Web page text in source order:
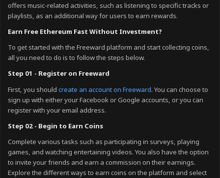
offers music-related activities, such as listening to specific tracks or
playlists, as an additional way for users to earn rewards.
Earn Free Ethereum Fast Without Investment?
To get started with the Freeward platform and start collecting coins,
all you need to do is to follow the steps below.
Step 01 - Register on Freeward
First, you should create an account on Freeward. You can choose to
sign up with either your Facebook or Google accounts, or you can
register with your email address.
Step 02 - Begin to Earn Coins
Complete various tasks such as participating in surveys, playing
games, and watching entertaining videos. You also have the option
to invite your friends and earn a commission on their earnings.
Explore the different ways to earn coins on the platform and select